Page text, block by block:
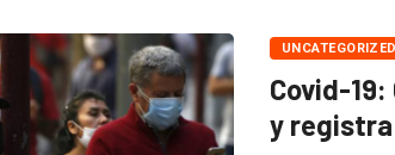
UNCATEGORIZED
Covid-
y registra